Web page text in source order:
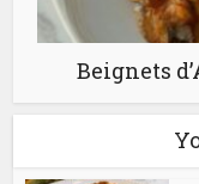
Beignets